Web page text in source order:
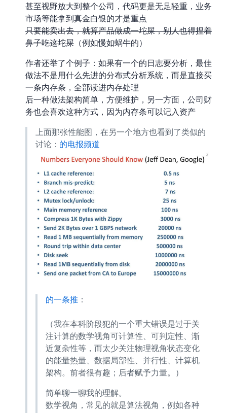
甚至视野放大到整个公司，代码更是无足轻重，业务/
市场等能拿到真金白银的才是重点
只要能卖出去，就算产品做成一坨屎，别人也得捏着
鼻子吃这坨屎 （例如慢如蜗牛的 Snowflake）
作者还举了个例子：如果有一个 100GB 的日志要分析，最佳
做法不是用什么 “先进的” 分布式 log 分析系统，而是直接买
一条 128GB 内存条，全部读进内存处理
后一种做法架构简单，方便维护，另一方面，公司财
务也会喜欢这种方式，因为 128GB 内存条可以记入资产
上面那张性能图，在另一个地方也看到了类似的
讨论： Telegram - codedump 的电报频道
Andrej Karpathy 的一条推 ：
（我在本科阶段犯的一个重大错误是过于关
注计算的数学视角——可计算性、可判定性、渐
近复杂性等，而太少关注物理视角——状态变化
的能量/热量、数据局部性、并行性、计算机
架构。前者很有趣；后者赋予力量。）
简单聊一聊我的理解。
数学视角，常见的就是算法视角，例如各种